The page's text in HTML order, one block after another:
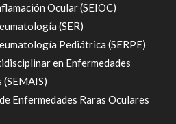
Ocular (SEIOC)
(SER)
Pediátrica (SERPE)
en Enfermedades
Enfermedades Raras Oculares